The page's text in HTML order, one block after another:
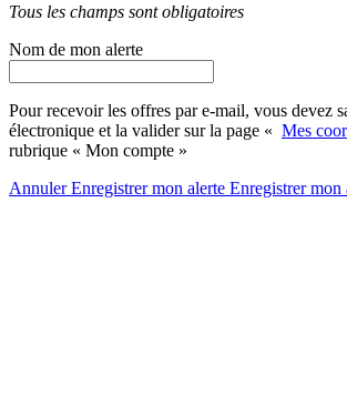
Tous les champs sont obligatoires
Nom de mon alerte
Pour recevoir les offres par e-mail, vous devez
électronique et la valider sur la page « Mes
rubrique « Mon compte »
AnnulerEnregistrer mon alerte Enregistrermon